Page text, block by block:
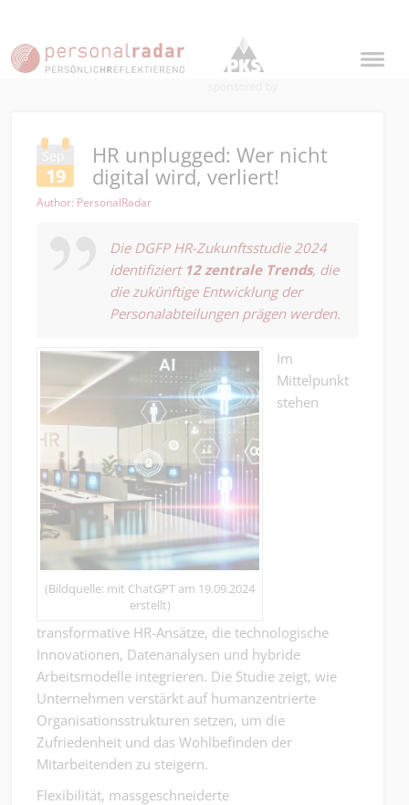
Sep.
19
HR unplugged: Wer nicht
digital wird, verliert!
Author: PersonalRadar
Die DGFP HR-Zukunftsstudie 2024
identifiziert 12 zentrale Trends, die
die zukünftige Entwicklung der
Personalabteilungen prägen werden.
(Bildquelle: mit ChatGPT am 19.09.2024
erstellt)
Im
Mittelpunkt
stehen
transformative HR-Ansätze, die technologische
Innovationen, Datenanalysen und hybride
Arbeitsmodelle integrieren. Die Studie zeigt, wie
Unternehmen verstärkt auf humanzentrierte
Organisationsstrukturen setzen, um die
Zufriedenheit und das Wohlbefinden der
Mitarbeitenden zu steigern.
Flexibilität, massgeschneiderte